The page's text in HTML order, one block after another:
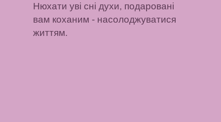
Нюхати уві сні духи, подаровані
вам коханим - насолоджуватися
життям.